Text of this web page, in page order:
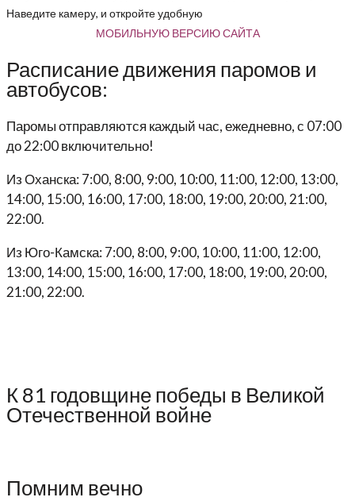
Наведите камеру, и откройте удобную
МОБИЛЬНУЮ ВЕРСИЮ САЙТА
Расписание движения паромов и
автобусов:
Паромы отправляются каждый час, ежедневно, с 07:00
до 22:00 включительно!
Из Оханска: 7:00, 8:00, 9:00, 10:00, 11:00, 12:00, 13:00,
14:00, 15:00, 16:00, 17:00, 18:00, 19:00, 20:00, 21:00,
22:00.
Из Юго-Камска: 7:00, 8:00, 9:00, 10:00, 11:00, 12:00,
13:00, 14:00, 15:00, 16:00, 17:00, 18:00, 19:00, 20:00,
21:00, 22:00.
К 81 годовщине победы в Великой
Отечественной войне
Помним вечно